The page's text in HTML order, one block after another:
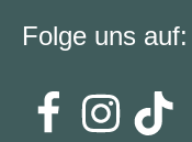
Folge uns auf: